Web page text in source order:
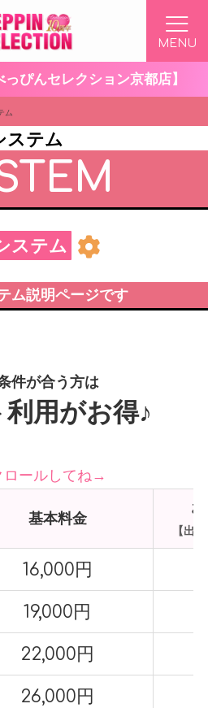
ぴんセレクション京都店】
ム
ステム
ステム
ム説明ページです
件が合う方は
用がお得♪
ロールしてね→
基本料金
【出
16,000円
19,000円
22,000円
26,000円